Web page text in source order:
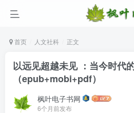
首页 人文社科 正文
以远见超越未见 ：当今时代
（epub+mobi+pdf）
枫叶电子书网
6个月前发布